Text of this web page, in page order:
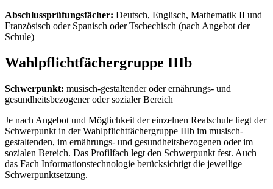
Abschlussprüfungsfächer: Deutsch, Englisch, Mathematik II und
Französisch oder Spanisch oder Tschechisch (nach Angebot der
Schule)
Wahlpflichtfächergruppe IIIb
Schwerpunkt: musisch-gestaltender oder ernährungs- und
gesundheitsbezogener oder sozialer Bereich
Je nach Angebot und Möglichkeit der einzelnen Realschule liegt der
Schwerpunkt in der Wahlpflichtfächergruppe IIIb im musisch-
gestaltenden, im ernährungs- und gesundheitsbezogenen oder im
sozialen Bereich. Das Profilfach legt den Schwerpunkt fest. Auch
das Fach Informationstechnologie berücksichtigt die jeweilige
Schwerpunktsetzung.